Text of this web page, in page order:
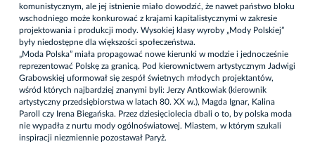
komunistycznym, ale jej istnienie miało dowodzić, że nawet państwo bloku
wschodniego może konkurować z krajami kapitalistycznymi w zakresie
projektowania i produkcji mody. Wysokiej klasy wyroby „Mody Polskiej”
były niedostępne dla większości społeczeństwa.
„Moda Polska” miała propagować nowe kierunki w modzie i jednocześnie
reprezentować Polskę za granicą. Pod kierownictwem artystycznym Jadwigi
Grabowskiej uformował się zespół świetnych młodych projektantów,
wśród których najbardziej znanymi byli: Jerzy Antkowiak (kierownik
artystyczny przedsiębiorstwa w latach 80. XX w.), Magda Ignar, Kalina
Paroll czy Irena Biegańska. Przez dziesięciolecia dbali o to, by polska moda
nie wypadła z nurtu mody ogólnoświatowej. Miastem, w którym szukali
inspiracji niezmiennie pozostawał Paryż.